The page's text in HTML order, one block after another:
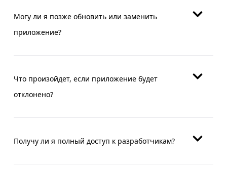
Могу ли я позже обновить или заменить
приложение?
Что произойдет, если приложение будет
отклонено?
Получу ли я полный доступ к разработчикам?